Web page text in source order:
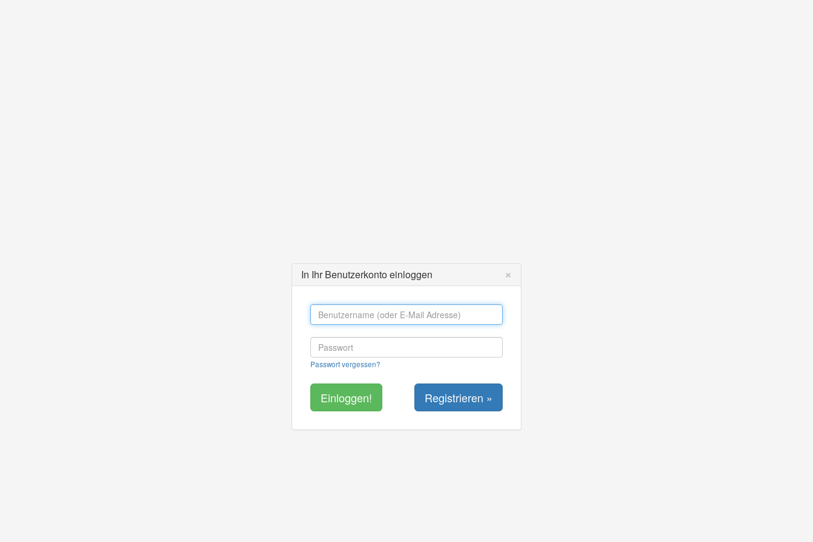
In Ihr Benutzerkonto einloggen ×
Passwort vergessen?
Registrieren »